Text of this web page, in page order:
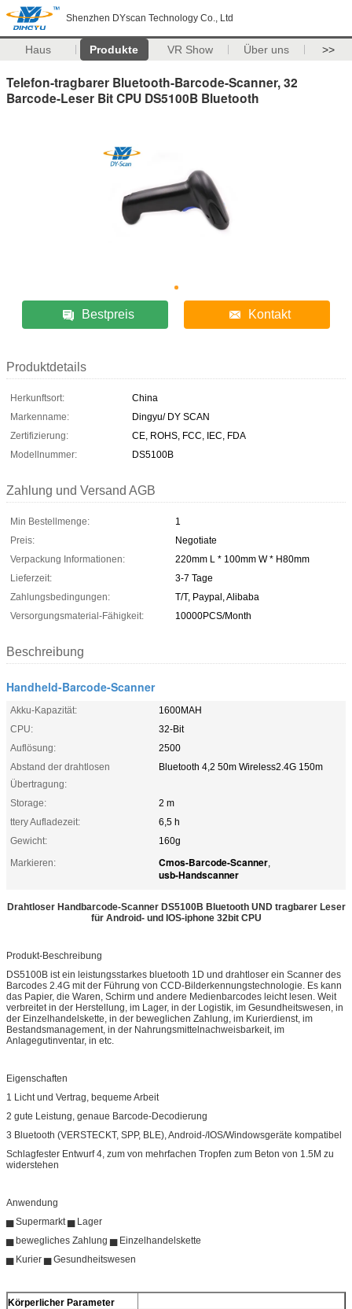
Shenzhen DYscan Technology Co., Ltd
Haus Produkte VR Show Über uns >>
Telefon-tragbarer Bluetooth-Barcode-Scanner, 32
Barcode-Leser Bit CPU DS5100B Bluetooth
Bestpreis Kontakt
Produktdetails
Herkunftsort:
China
Markenname:
Dingyu/ DY SCAN
Zertifizierung:
CE, ROHS, FCC, IEC, FDA
Modellnummer:
DS5100B
Zahlung und Versand AGB
Min Bestellmenge:
1
Preis:
Negotiate
Verpackung Informationen:
220mm L * 100mm W * H80mm
Lieferzeit:
3-7 Tage
Zahlungsbedingungen:
T/T, Paypal, Alibaba
Versorgungsmaterial-Fähigkeit:
10000PCS/Month
Beschreibung
Handheld-Barcode-Scanner
Akku-Kapazität:
1600MAH
CPU:
32-Bit
Auflösung:
2500
Abstand der drahtlosen
Übertragung:
Bluetooth 4,2 50m Wireless2.4G 150m
Storage:
2 m
ttery Aufladezeit:
6,5 h
Gewicht:
160g
Markieren:
Cmos-Barcode-Scanner,
usb-Handscanner
Drahtloser Handbarcode-Scanner DS5100B Bluetooth UND tragbarer Leser
für Android- und IOS-iphone 32bit CPU
Produkt-Beschreibung
DS5100B ist ein leistungsstarkes bluetooth 1D und drahtloser ein Scanner des
Barcodes 2.4G mit der Führung von CCD-Bilderkennungstechnologie. Es kann
das Papier, die Waren, Schirm und andere Medienbarcodes leicht lesen. Weit
verbreitet in der Herstellung, im Lager, in der Logistik, im Gesundheitswesen, in
der Einzelhandelskette, in der beweglichen Zahlung, im Kurierdienst, im
Bestandsmanagement, in der Nahrungsmittelnachweisbarkeit, im
Anlagegutinventar, in etc.
Eigenschaften
1 Licht und Vertrag, bequeme Arbeit
2 gute Leistung, genaue Barcode-Decodierung
3 Bluetooth (VERSTECKT, SPP, BLE), Android-/IOS/Windowsgeräte kompatibel
Schlagfester Entwurf 4, zum von mehrfachen Tropfen zum Beton von 1.5M zu
widerstehen
Anwendung
▅ Supermarkt ▅ Lager
▅ bewegliches Zahlung ▅ Einzelhandelskette
▅ Kurier ▅ Gesundheitswesen
Körperlicher Parameter